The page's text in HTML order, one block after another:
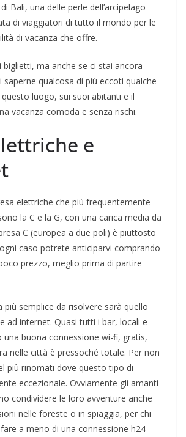
Bali, una delle perle dell’arcipelago
di viaggiatori di tutto il mondo per le
di vacanza che offre.
biglietti, ma anche se ci stai ancora
saperne qualcosa di più eccoti qualche
luogo, sui suoi abitanti e il
vacanza comoda e senza rischi.
e
elettriche che più frequentemente
la C e la G, con una carica media da
C (europea a due poli) è piuttosto
caso potrete anticiparvi comprando
prezzo, meglio prima di partire
più semplice da risolvere sarà quello
ad internet. Quasi tutti i bar, locali e
buona connessione wi-fi, gratis,
nelle città è pressoché totale. Per non
più rinomati dove questo tipo di
eccezionale. Ovviamente gli amanti
condividere le loro avventure anche
nelle foreste o in spiaggia, per chi
a meno di una connessione h24